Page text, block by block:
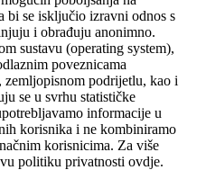
bi se isključio izravni odnos s
i obrađuju anonimno.
sustavu (operating system),
poveznicama
podrijetlu, kao i
se u svrhu statističke
informacije u
korisnika i ne kombiniramo
korisnicima. Za više
politiku privatnosti ovdje.